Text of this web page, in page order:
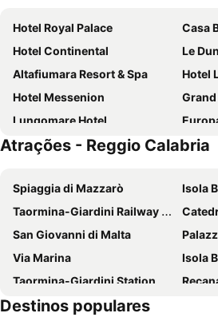
Hotel Royal Palace
Casa
Hotel Continental
Le
Altafiumara Resort & Spa
Hotel
Hotel Messenion
Lungomare Hotel
Jolly Charme Suite
Bb
Charm Airport
B&B Centrale
E' Hotel
Hotel
Domus Nova
Al
Hotel La Lampara
Hotel Scilla
Atrações - Reggio Calabria
Spiaggia di Mazzarò
Isola
Taormina-Giardini Railway Station
San Giovanni di Malta
Via Marina
Isola
Taormina-Giardini Station
Museo Nazionale di Reggio Calabria
Destinos populares